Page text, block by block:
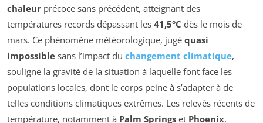
chaleur précoce sans précédent, atteignant des
températures records dépassant les 41,5°C dès le mois de
mars. Ce phénomène météorologique, jugé quasi
impossible sans l’impact du changement climatique,
souligne la gravité de la situation à laquelle font face les
populations locales, dont le corps peine à s’adapter à de
telles conditions climatiques extrêmes. Les relevés récents de
température, notamment à Palm Springs et Phoenix,